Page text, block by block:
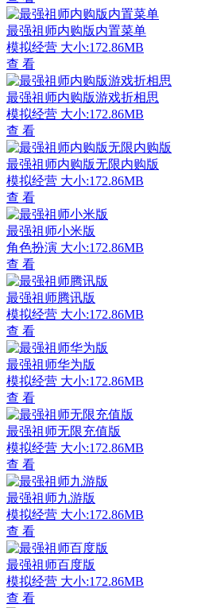
最强祖师内购版内置菜单
模拟经营 大小:172.86MB
查 看
最强祖师内购版游戏折相思
模拟经营 大小:172.86MB
查 看
最强祖师内购版无限内购版
模拟经营 大小:172.86MB
查 看
最强祖师小米版
角色扮演 大小:172.86MB
查 看
最强祖师腾讯版
模拟经营 大小:172.86MB
查 看
最强祖师华为版
模拟经营 大小:172.86MB
查 看
最强祖师无限充值版
模拟经营 大小:172.86MB
查 看
最强祖师九游版
模拟经营 大小:172.86MB
查 看
最强祖师百度版
模拟经营 大小:172.86MB
查 看